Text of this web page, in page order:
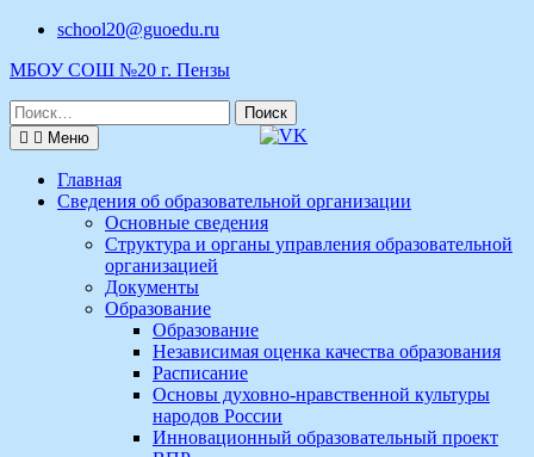
Перейти
содержимому
school20@guoedu.ru
МБОУ СОШ №20 г. Пензы
Поиск
по:
Меню
Главная
Сведения об образовательной организации
Основные сведения
Структура и органы управления образовательной
организацией
Документы
Образование
Образование
Независимая оценка качества образования
Расписание
Основы духовно-нравственной культуры
народов России
Инновационный образовательный проект